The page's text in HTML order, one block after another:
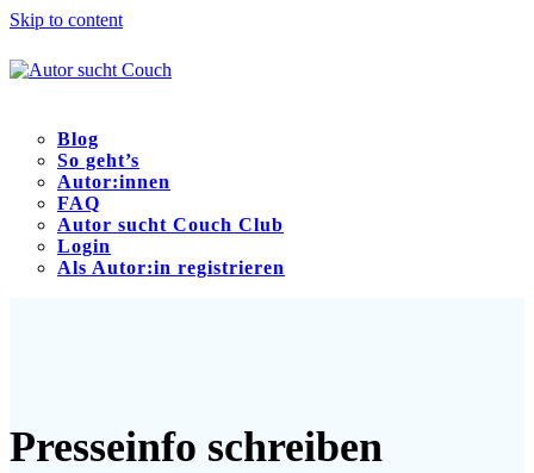
Skip to content
Blog
So geht’s
Autor:innen
FAQ
Autor sucht Couch Club
Login
Als Autor:in registrieren
Presseinfo schreiben